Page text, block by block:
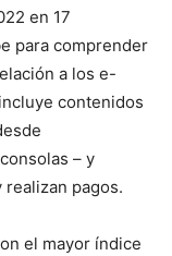
en 17
para comprender
a los e-
contenidos
– y
pagos.
el mayor índice